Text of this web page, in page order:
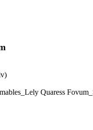
Quaress